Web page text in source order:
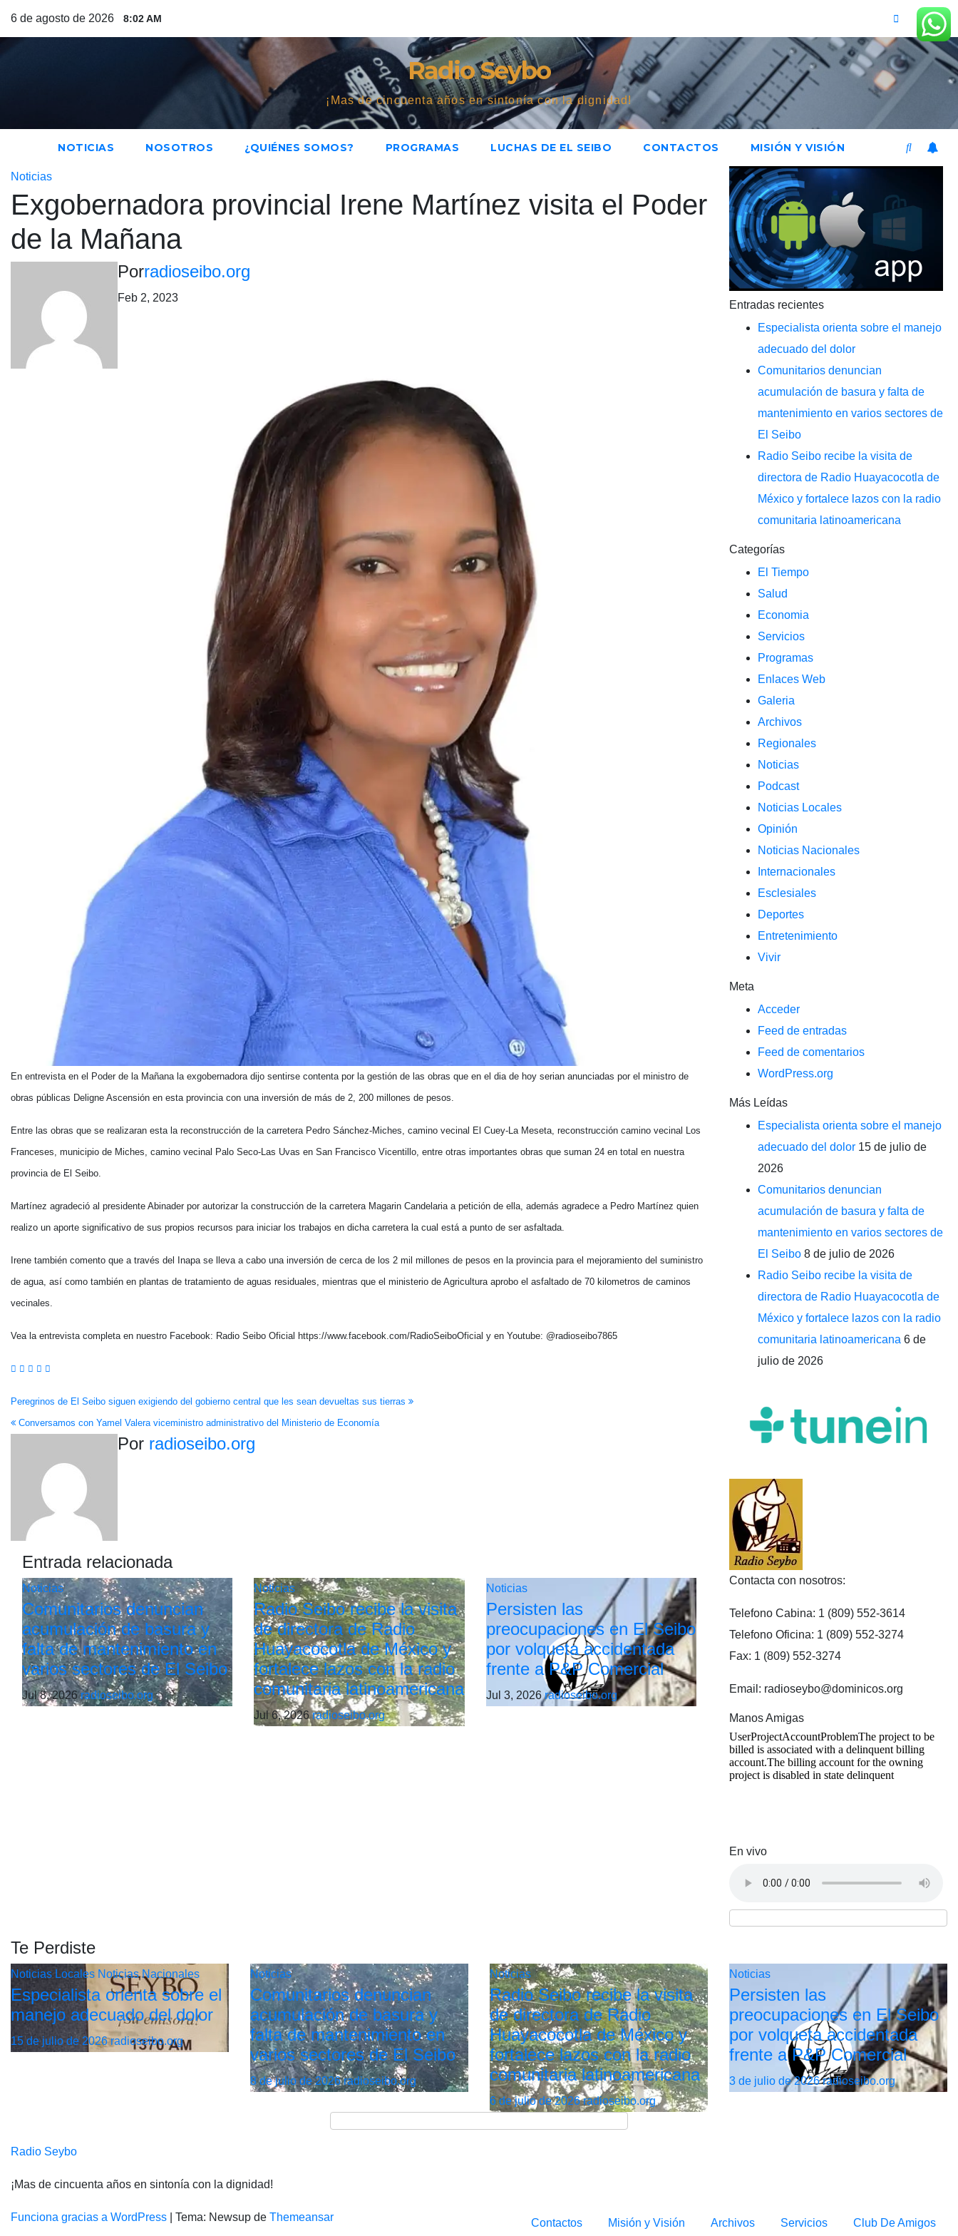
6 de agosto de 2026 8:02 AM
Radio Seybo
¡Mas de cincuenta años en sintonía con la dignidad!
NOTICIAS NOSOTROS ¿QUIÉNES SOMOS? PROGRAMAS LUCHAS DE EL SEIBO CONTACTOS MISIÓN Y VISIÓN
Noticias
Exgobernadora provincial Irene Martínez visita el Poder
de la Mañana
Porradioseibo.org
Feb 2, 2023
En entrevista en el Poder de la Mañana la exgobernadora dijo sentirse contenta por la gestión de las obras que en el dia de hoy serian anunciadas por el ministro de
obras públicas Deligne Ascensión en esta provincia con una inversión de más de 2, 200 millones de pesos.
Entre las obras que se realizaran esta la reconstrucción de la carretera Pedro Sánchez-Miches, camino vecinal El Cuey-La Meseta, reconstrucción camino vecinal Los
Franceses, municipio de Miches, camino vecinal Palo Seco-Las Uvas en San Francisco Vicentillo, entre otras importantes obras que suman 24 en total en nuestra
provincia de El Seibo.
Martínez agradeció al presidente Abinader por autorizar la construcción de la carretera Magarin Candelaria a petición de ella, además agradece a Pedro Martínez quien
realizo un aporte significativo de sus propios recursos para iniciar los trabajos en dicha carretera la cual está a punto de ser asfaltada.
Irene también comento que a través del Inapa se lleva a cabo una inversión de cerca de los 2 mil millones de pesos en la provincia para el mejoramiento del suministro
de agua, así como también en plantas de tratamiento de aguas residuales, mientras que el ministerio de Agricultura aprobo el asfaltado de 70 kilometros de caminos
vecinales.
Vea la entrevista completa en nuestro Facebook: Radio Seibo Oficial https://www.facebook.com/RadioSeiboOficial y en Youtube: @radioseibo7865
Navegación
de
entradas
Peregrinos de El Seibo siguen exigiendo del gobierno central que les sean devueltas sus tierras
Conversamos con Yamel Valera viceministro administrativo del Ministerio de Economía
Por radioseibo.org
Entrada relacionada
Noticias
Comunitarios denuncian
acumulación de basura y
falta de mantenimiento en
varios sectores de El Seibo
Jul 8, 2026radioseibo.org
Noticias
Radio Seibo recibe la visita
de directora de Radio
Huayacocotla de México y
fortalece lazos con la radio
comunitaria latinoamericana
Jul 6, 2026radioseibo.org
Noticias
Persisten las
preocupaciones en El Seibo
por volqueta accidentada
frente a P&P Comercial
Jul 3, 2026radioseibo.org
Entradas recientes
Especialista orienta sobre el manejo
adecuado del dolor
Comunitarios denuncian
acumulación de basura y falta de
mantenimiento en varios sectores de
El Seibo
Radio Seibo recibe la visita de
directora de Radio Huayacocotla de
México y fortalece lazos con la radio
comunitaria latinoamericana
Categorías
El Tiempo
Salud
Economia
Servicios
Programas
Enlaces Web
Galeria
Archivos
Regionales
Noticias
Podcast
Noticias Locales
Opinión
Noticias Nacionales
Internacionales
Esclesiales
Deportes
Entretenimiento
Vivir
Meta
Acceder
Feed de entradas
Feed de comentarios
WordPress.org
Más Leídas
Especialista orienta sobre el manejo
adecuado del dolor 15 de julio de
2026
Comunitarios denuncian
acumulación de basura y falta de
mantenimiento en varios sectores de
El Seibo 8 de julio de 2026
Radio Seibo recibe la visita de
directora de Radio Huayacocotla de
México y fortalece lazos con la radio
comunitaria latinoamericana 6 de
julio de 2026
Contacta con nosotros:
Telefono Cabina: 1 (809) 552-3614
Telefono Oficina: 1 (809) 552-3274
Fax: 1 (809) 552-3274
Email: radioseybo@dominicos.org
Manos Amigas
En vivo
Te Perdiste
Noticias Locales Noticias Nacionales
Especialista orienta sobre el
manejo adecuado del dolor
15 de julio de 2026radioseibo.org
Noticias
Comunitarios denuncian
acumulación de basura y
falta de mantenimiento en
varios sectores de El Seibo
8 de julio de 2026radioseibo.org
Noticias
Radio Seibo recibe la visita
de directora de Radio
Huayacocotla de México y
fortalece lazos con la radio
comunitaria latinoamericana
6 de julio de 2026radioseibo.org
Noticias
Persisten las
preocupaciones en El Seibo
por volqueta accidentada
frente a P&P Comercial
3 de julio de 2026radioseibo.org
Radio Seybo
¡Mas de cincuenta años en sintonía con la dignidad!
Funciona gracias a WordPress Tema: Newsup de Themeansar Contactos Misión y Visión Archivos Servicios Club De Amigos